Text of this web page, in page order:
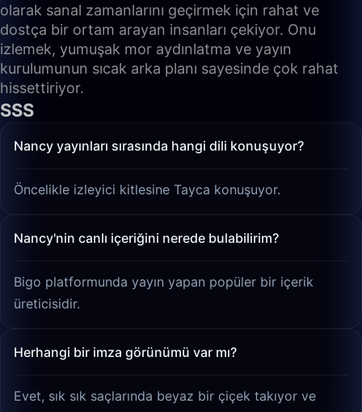
olarak sanal zamanlarını geçirmek için rahat ve
dostça bir ortam arayan insanları çekiyor. Onu
izlemek, yumuşak mor aydınlatma ve yayın
kurulumunun sıcak arka planı sayesinde çok rahat
hissettiriyor.
SSS
Nancy yayınları sırasında hangi dili konuşuyor?
Öncelikle izleyici kitlesine Tayca konuşuyor.
Nancy'nin canlı içeriğini nerede bulabilirim?
Bigo platformunda yayın yapan popüler bir içerik
üreticisidir.
Herhangi bir imza görünümü var mı?
Evet, sık sık saçlarında beyaz bir çiçek takıyor ve